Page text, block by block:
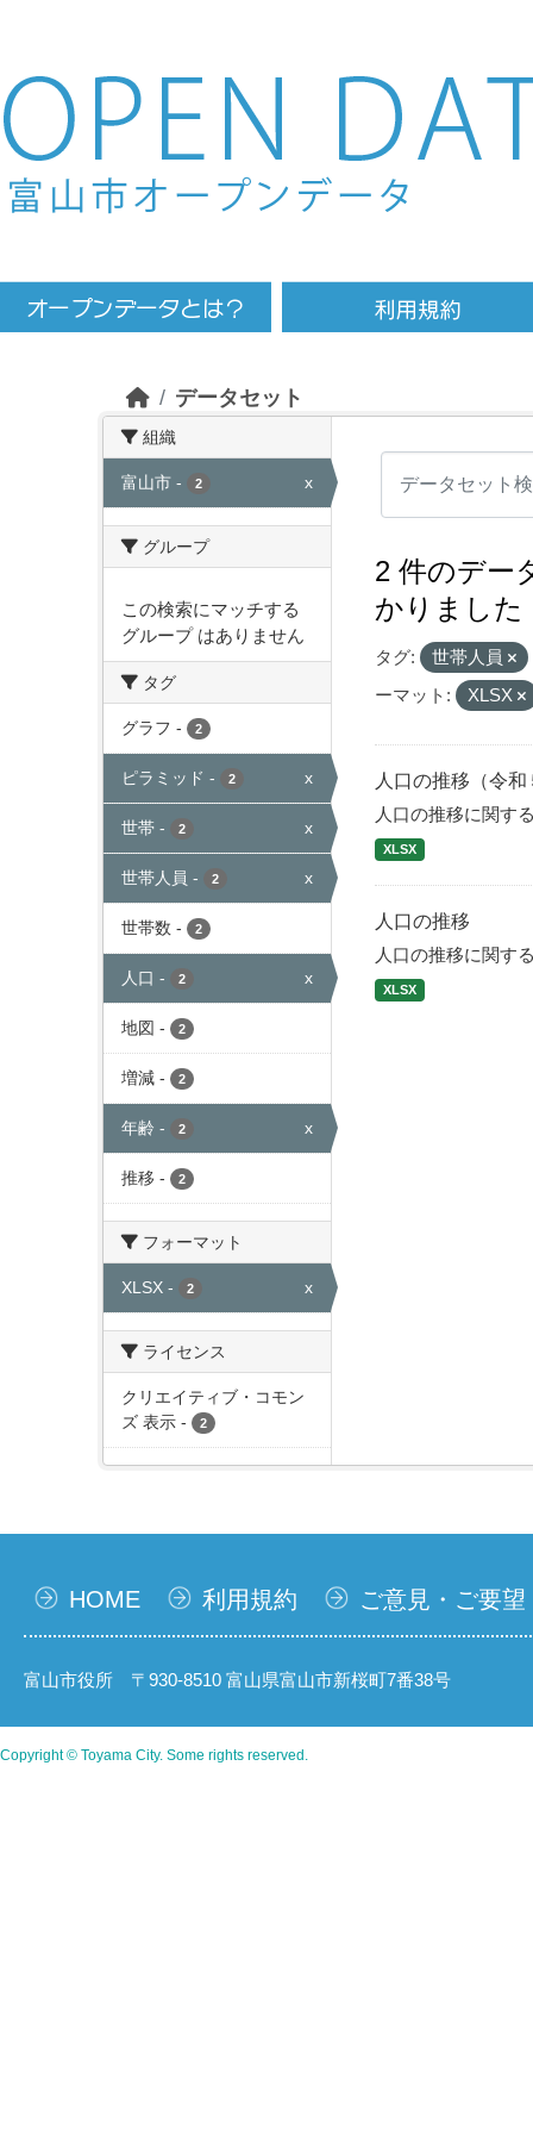
Skip to main content
データセット
組織
富山市 - 2 x
グループ
この検索にマッチする
グループ はありません
タグ
グラフ - 2
ピラミッド - 2 x
世帯 - 2 x
世帯人員 - 2 x
世帯数 - 2
人口 - 2 x
地図 - 2
増減 - 2
年齢 - 2 x
推移 - 2
フォーマット
XLSX - 2 x
ライセンス
クリエイティブ・コモン
ズ 表示 - 2
2 件のデー
かりました
タグ:
世帯人員
ーマット:
XLSX
人口の推移（令和
人口の推移に関す
XLSX
人口の推移
人口の推移に関す
XLSX
HOME 利用規約 ご意見・ご要望
富山市役所 〒930-8510 富山県富山市新桜町7番38号
Copyright © Toyama City. Some rights reserved.